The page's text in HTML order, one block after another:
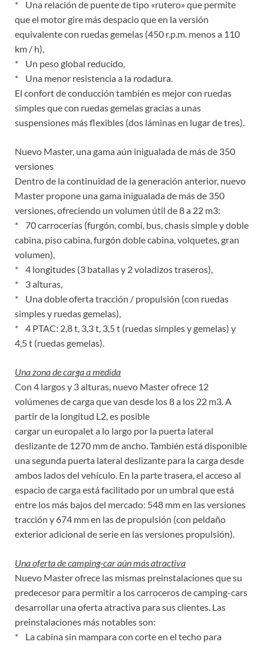
* Una relación de puente de tipo «rutero» que permite
que el motor gire más despacio que en la versión
equivalente con ruedas gemelas (450 r.p.m. menos a 110
km / h),
* Un peso global reducido,
* Una menor resistencia a la rodadura.
El confort de conducción también es mejor con ruedas
simples que con ruedas gemelas gracias a unas
suspensiones más flexibles (dos láminas en lugar de tres).
Nuevo Master, una gama aún inigualada de más de 350
versiones
Dentro de la continuidad de la generación anterior, nuevo
Master propone una gama inigualada de más de 350
versiones, ofreciendo un volumen útil de 8 a 22 m3:
* 70 carrocerías (furgón, combi, bus, chasis simple y doble
cabina, piso cabina, furgón doble cabina, volquetes, gran
volumen),
* 4 longitudes (3 batallas y 2 voladizos traseros),
* 3 alturas,
* Una doble oferta tracción / propulsión (con ruedas
simples y ruedas gemelas),
* 4 PTAC: 2,8 t, 3,3 t, 3,5 t (ruedas simples y gemelas) y
4,5 t (ruedas gemelas).
Una zona de carga a medida
Con 4 largos y 3 alturas, nuevo Master ofrece 12
volúmenes de carga que van desde los 8 a los 22 m3. A
partir de la longitud L2, es posible
cargar un europalet a lo largo por la puerta lateral
deslizante de 1270 mm de ancho. También está disponible
una segunda puerta lateral deslizante para la carga desde
ambos lados del vehículo. En la parte trasera, el acceso al
espacio de carga está facilitado por un umbral que está
entre los más bajos del mercado: 548 mm en las versiones
tracción y 674 mm en las de propulsión (con peldaño
exterior adicional de serie en las versiones propulsión).
Una oferta de camping-car aún más atractiva
Nuevo Master ofrece las mismas preinstalaciones que su
predecesor para permitir a los carroceros de camping-cars
desarrollar una oferta atractiva para sus clientes. Las
preinstalaciones más notables son:
* La cabina sin mampara con corte en el techo para